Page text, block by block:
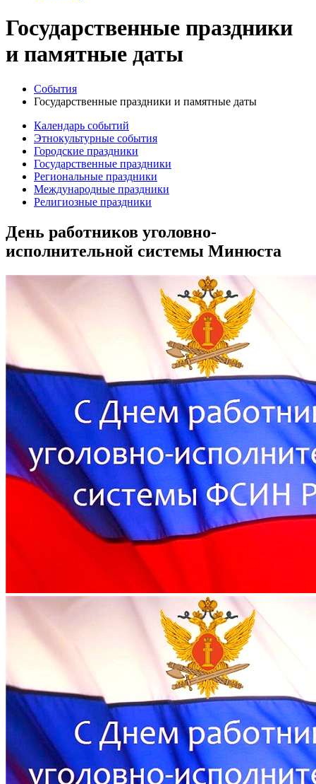
Государственные праздники
и памятные даты
События
Государственные праздники и памятные даты
Календарь событий
Этнокультурные события
Городские праздники
Государственные праздники
Региональные праздники
Международные праздники
Религиозные праздники
День работников уголовно-
исполнительной системы Минюста